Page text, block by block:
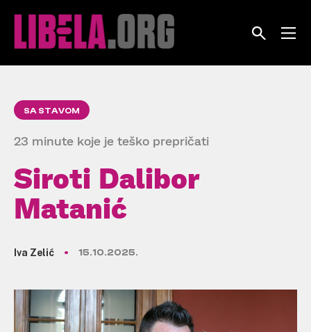
SA STAVOM
23 minute koje je teško prepričati
Siroti Dalibor
Matanić
Iva Zelić 15.10.2025.